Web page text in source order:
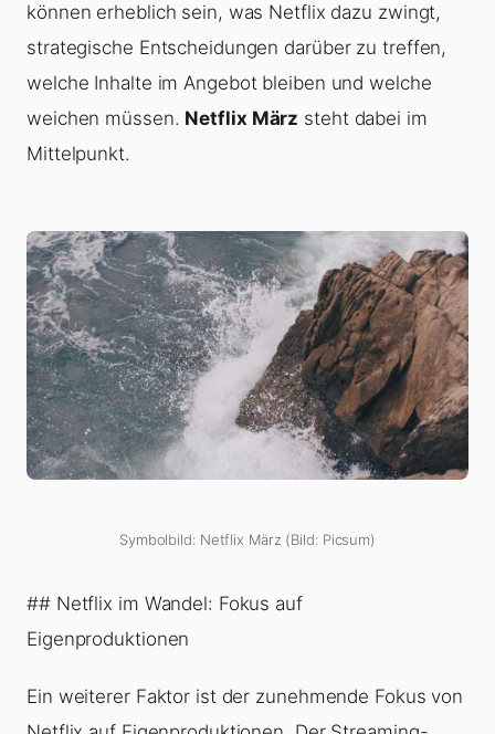
können erheblich sein, was Netflix dazu zwingt,
strategische Entscheidungen darüber zu treffen,
welche Inhalte im Angebot bleiben und welche
weichen müssen. Netflix März steht dabei im
Mittelpunkt.
Symbolbild: Netflix März (Bild: Picsum)
## Netflix im Wandel: Fokus auf
Eigenproduktionen
Ein weiterer Faktor ist der zunehmende Fokus von